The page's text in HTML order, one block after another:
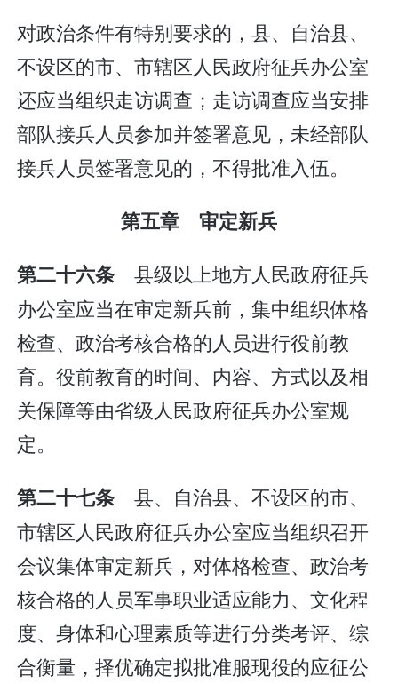
对政治条件有特别要求的，县、自治县、
不设区的市、市辖区人民政府征兵办公室
还应当组织走访调查；走访调查应当安排
部队接兵人员参加并签署意见，未经部队
接兵人员签署意见的，不得批准入伍。
第五章 审定新兵
第二十六条 县级以上地方人民政府征兵
办公室应当在审定新兵前，集中组织体格
检查、政治考核合格的人员进行役前教
育。役前教育的时间、内容、方式以及相
关保障等由省级人民政府征兵办公室规
定。
第二十七条 县、自治县、不设区的市、
市辖区人民政府征兵办公室应当组织召开
会议集体审定新兵，对体格检查、政治考
核合格的人员军事职业适应能力、文化程
度、身体和心理素质等进行分类考评、综
合衡量，择优确定拟批准服现役的应征公